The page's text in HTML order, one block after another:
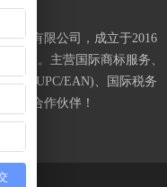
理有限公司，成立于2016
心区。主营国际商标服务、
务(UPC/EAN)、国际税务
的合作伙伴！